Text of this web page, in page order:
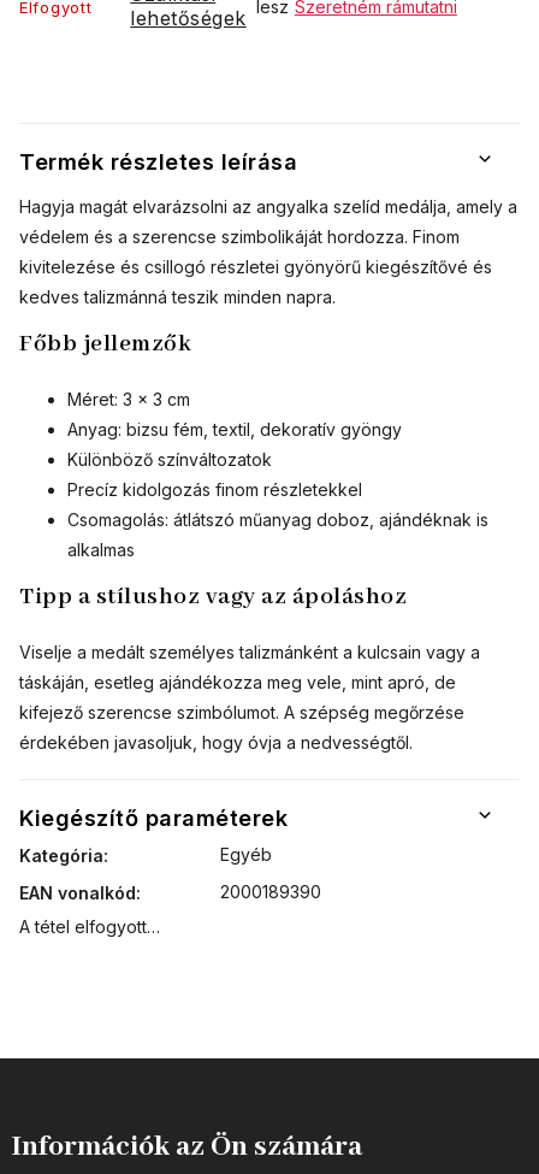
Elfogyott
lehetőségek
lesz Szeretném rámutatni
Termék részletes leírása
Hagyja magát elvarázsolni az angyalka szelíd medálja, amely a
védelem és a szerencse szimbolikáját hordozza. Finom
kivitelezése és csillogó részletei gyönyörű kiegészítővé és
kedves talizmánná teszik minden napra.
Főbb jellemzők
Méret: 3 × 3 cm
Anyag: bizsu fém, textil, dekoratív gyöngy
Különböző színváltozatok
Precíz kidolgozás finom részletekkel
Csomagolás: átlátszó műanyag doboz, ajándéknak is
alkalmas
Tipp a stílushoz vagy az ápoláshoz
Viselje a medált személyes talizmánként a kulcsain vagy a
táskáján, esetleg ajándékozza meg vele, mint apró, de
kifejező szerencse szimbólumot. A szépség megőrzése
érdekében javasoljuk, hogy óvja a nedvességtől.
Kiegészítő paraméterek
Kategória:
Egyéb
EAN vonalkód:
2000189390
A tétel elfogyott…
Információk az Ön számára